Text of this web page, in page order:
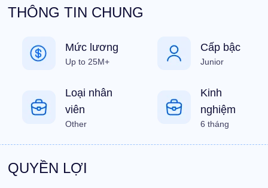
THÔNG TIN CHUNG
Mức lương
Up to 25M+
Cấp bậc
Junior
Loại nhân
viên
Other
Kinh
nghiệm
6 tháng
QUYỀN LỢI